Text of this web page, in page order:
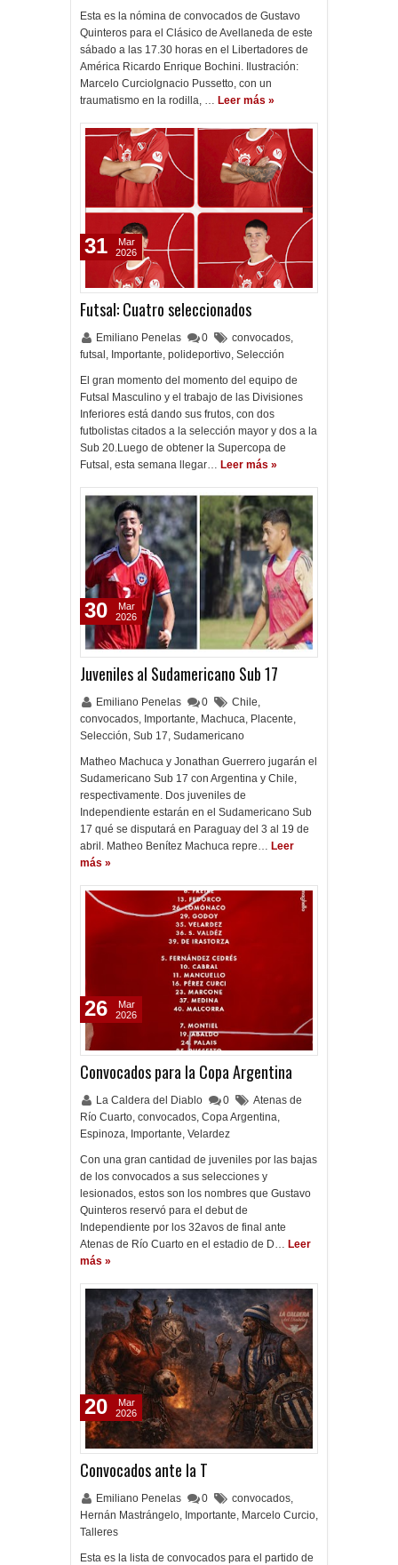
Esta es la nómina de convocados de Gustavo
Quinteros para el Clásico de Avellaneda de este
sábado a las 17.30 horas en el Libertadores de
América Ricardo Enrique Bochini. Ilustración:
Marcelo CurcioIgnacio Pussetto, con un
traumatismo en la rodilla, … Leer más »
Futsal: Cuatro seleccionados
Emiliano Penelas 0 convocados,
futsal , Importante, polideportivo, Selección
El gran momento del momento del equipo de
Futsal Masculino y el trabajo de las Divisiones
Inferiores está dando sus frutos, con dos
futbolistas citados a la selección mayor y dos a la
Sub 20.Luego de obtener la Supercopa de
Futsal, esta semana llegar… Leer más »
31
Mar
2026
Juveniles al Sudamericano Sub 17
Emiliano Penelas 0 Chile,
convocados, Importante, Machuca, Placente,
Selección, Sub 17, Sudamericano
Matheo Machuca y Jonathan Guerrero jugarán el
Sudamericano Sub 17 con Argentina y Chile,
respectivamente. Dos juveniles de
Independiente estarán en el Sudamericano Sub
17 qué se disputará en Paraguay del 3 al 19 de
abril. Matheo Benítez Machuca repre… Leer
más »
30
Mar
2026
Convocados para la Copa Argentina
La Caldera del Diablo 0
Atenas de
Río Cuarto, convocados, Copa Argentina,
Espinoza, Importante, Velardez
Con una gran cantidad de juveniles por las bajas
de los convocados a sus selecciones y
lesionados, estos son los nombres que Gustavo
Quinteros reservó para el debut de
Independiente por los 32avos de final ante
Atenas de Río Cuarto en el estadio de D… Leer
más »
26
Mar
2026
Convocados ante la T
Emiliano Penelas 0 convocados,
Hernán Mastrángelo, Importante, Marcelo Curcio,
Talleres
Esta es la lista de convocados para el partido de
20
Mar
2026